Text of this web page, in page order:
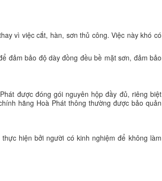
vì việc cắt, hàn, sơn thủ công. Việc này khó có
đảm bảo độ dày đồng đều bề mặt sơn, đảm bảo
được đóng gói nguyên hộp đầy đủ, riêng biệt
hãng Hoà Phát thông thường được bảo quản
hiện bởi người có kinh nghiệm để không làm